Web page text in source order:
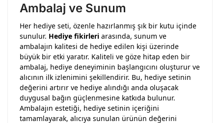
Ambalaj ve Sunum
Her hediye seti, özenle hazırlanmış şık bir kutu içinde
sunulur. Hediye fikirleri arasında, sunum ve
ambalajın kalitesi de hediye edilen kişi üzerinde
büyük bir etki yaratır. Kaliteli ve göze hitap eden bir
ambalaj, hediye deneyiminin başlangıcını oluşturur ve
alıcının ilk izlenimini şekillendirir. Bu, hediye setinin
değerini artırır ve hediye alındığı anda oluşacak
duygusal bağın güçlenmesine katkıda bulunur.
Ambalajın estetiği, hediye setinin içeriğini
tamamlayarak, alıcıya sunulan ürünün değerini